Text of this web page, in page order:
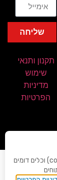
שליחה
תקנון ותנאי
שימוש
מדיניות
הפרטיות
לידיעתכם, באתר זה נעשה שימוש ב"קבצי עוגיות" (cookies) וכלים דומים